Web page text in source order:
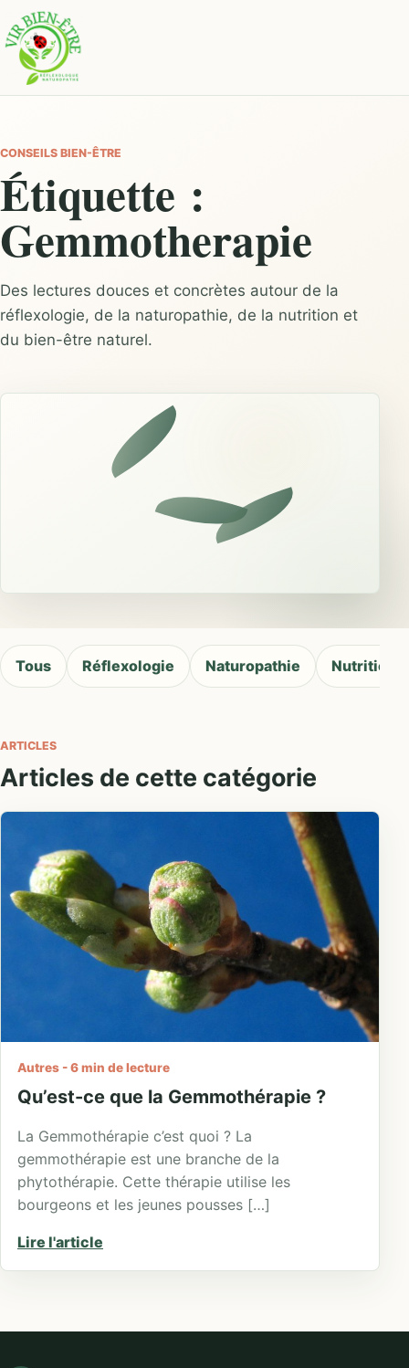
CONSEILS BIEN-ÊTRE
Étiquette :
Gemmotherapie
Des lectures douces et concrètes autour de la
réflexologie, de la naturopathie, de la nutrition et
du bien-être naturel.
Tous Réflexologie Naturopathie Nutrition
ARTICLES
Articles de cette catégorie
Autres - 6 min de lecture
Qu’est-ce que la Gemmothérapie ?
La Gemmothérapie c’est quoi ? La
gemmothérapie est une branche de la
phytothérapie. Cette thérapie utilise les
bourgeons et les jeunes pousses […]
Lire l'article